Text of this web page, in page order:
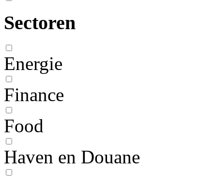
Sectoren
Energie
Finance
Food
Haven en Douane